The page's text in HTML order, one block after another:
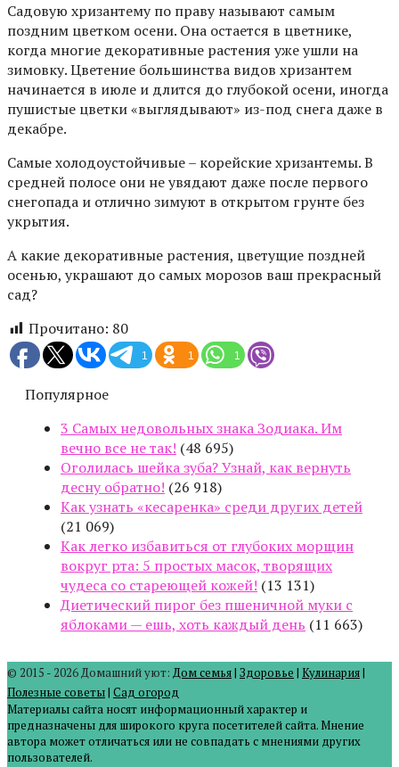
Садовую хризантему по праву называют самым
поздним цветком осени. Она остается в цветнике,
когда многие декоративные растения уже ушли на
зимовку. Цветение большинства видов хризантем
начинается в июле и длится до глубокой осени, иногда
пушистые цветки «выглядывают» из-под снега даже в
декабре.
Самые холодоустойчивые – корейские хризантемы. В
средней полосе они не увядают даже после первого
снегопада и отлично зимуют в открытом грунте без
укрытия.
А какие декоративные растения, цветущие поздней
осенью, украшают до самых морозов ваш прекрасный
сад?
Прочитано: 80
1 1 1
Популярное
3 Самых недовольных знака Зодиака. Им
вечно все не так! (48 695)
Оголилась шейка зуба? Узнай, как вернуть
десну обратно! (26 918)
Как узнать «кесаренка» среди других детей
(21 069)
Как легко избавиться от глубоких морщин
вокруг рта: 5 простых масок, творящих
чудеса со стареющей кожей! (13 131)
Диетический пирог без пшеничной муки с
яблоками — ешь, хоть каждый день (11 663)
© 2015 - 2026 Домашний уют: Дом семья| Здоровье | Кулинария|
Полезные советы| Сад огород
Материалы сайта носят информационный характер и
предназначены для широкого круга посетителей сайта. Мнение
автора может отличаться или не совпадать с мнениями других
пользователей.